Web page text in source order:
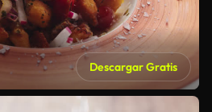
Descargar Gratis